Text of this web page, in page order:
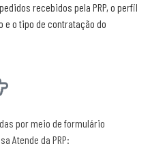
recebidos pela PRP, o perfil
e o tipo de contratação do
por meio de formulário
Atende da PRP: